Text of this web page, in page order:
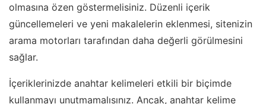
olmasına özen göstermelisiniz. Düzenli içerik
güncellemeleri ve yeni makalelerin eklenmesi, sitenizin
arama motorları tarafından daha değerli görülmesini
sağlar.
İçeriklerinizde anahtar kelimeleri etkili bir biçimde
kullanmayı unutmamalısınız. Ancak, anahtar kelime